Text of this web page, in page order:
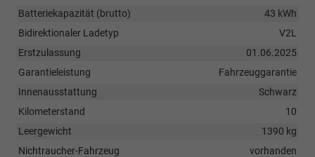
Batteriekapazität (brutto)
43 kWh
Bidirektionaler Ladetyp
V2L
Erstzulassung
01.06.2025
Garantieleistung
Fahrzeuggarantie
Innenausstattung
Schwarz
Kilometerstand
10
Leergewicht
1390 kg
Nichtraucher-Fahrzeug
vorhanden